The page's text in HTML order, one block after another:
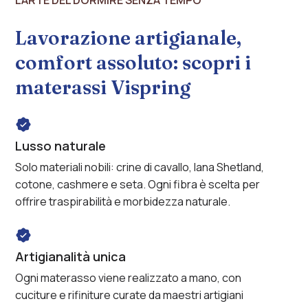
stressLavorazione artigianale,
comfort assoluto: scopri i
materassi Vispring
Lusso naturale
Solo materiali nobili: crine di cavallo, lana Shetland,
cotone, cashmere e seta. Ogni fibra è scelta per
offrire traspirabilità e morbidezza naturale.
Artigianalità unica
Ogni materasso viene realizzato a mano, con
cuciture e rifiniture curate da maestri artigiani